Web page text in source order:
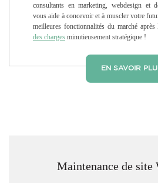
consultants en marketing, webdesign et
vous aide à concevoir et à muscler votre
meilleures fonctionnalités du marché après
des charges minutieusement stratégique !
EN SAVOIR
Maintenance de site